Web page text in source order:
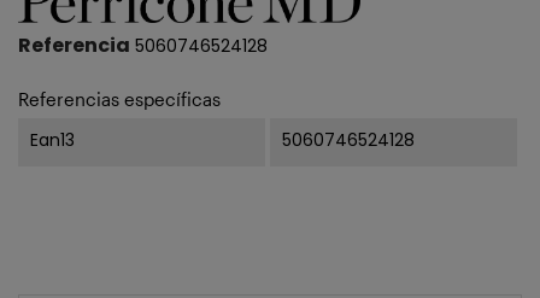
Referencia 5060746524128
Referencias específicas
Ean13 5060746524128